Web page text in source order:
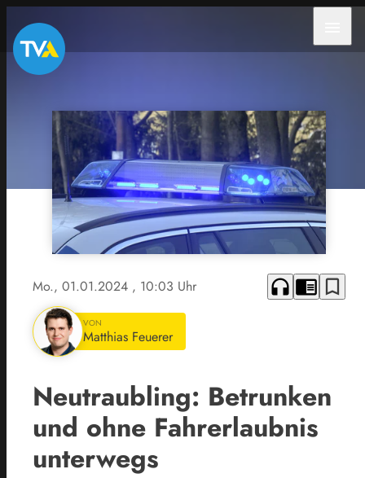
Mo., 01.01.2024 , 10:03 Uhr headphones chrome_reader_mode bookmark_border
VON
Matthias Feuerer
Neutraubling: Betrunken
und ohne Fahrerlaubnis
unterwegs